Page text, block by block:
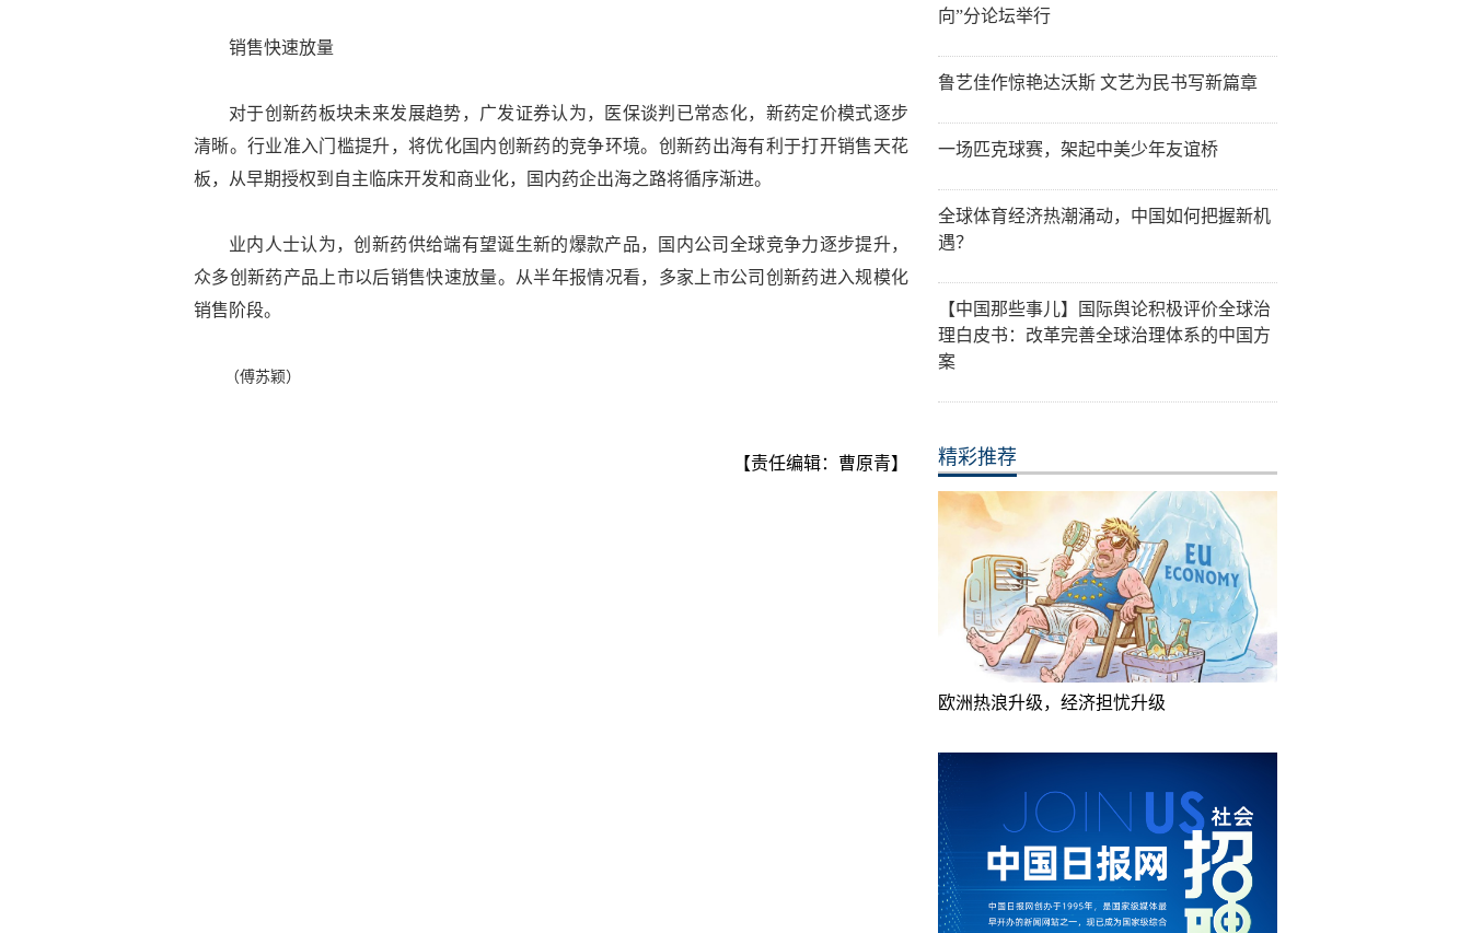
销售快速放量
对于创新药板块未来发展趋势，广发证券认为，医保谈判已常态化，新药定价模式逐步
清晰。行业准入门槛提升，将优化国内创新药的竞争环境。创新药出海有利于打开销售天花
板，从早期授权到自主临床开发和商业化，国内药企出海之路将循序渐进。
业内人士认为，创新药供给端有望诞生新的爆款产品，国内公司全球竞争力逐步提升，
众多创新药产品上市以后销售快速放量。从半年报情况看，多家上市公司创新药进入规模化
销售阶段。
（傅苏颖）
【责任编辑：曹原青】
向”分论坛举行
鲁艺佳作惊艳达沃斯 文艺为民书写新篇章
一场匹克球赛，架起中美少年友谊桥
全球体育经济热潮涌动，中国如何把握新机
遇？
【中国那些事儿】国际舆论积极评价全球治
理白皮书：改革完善全球治理体系的中国方
案
精彩推荐
欧洲热浪升级，经济担忧升级